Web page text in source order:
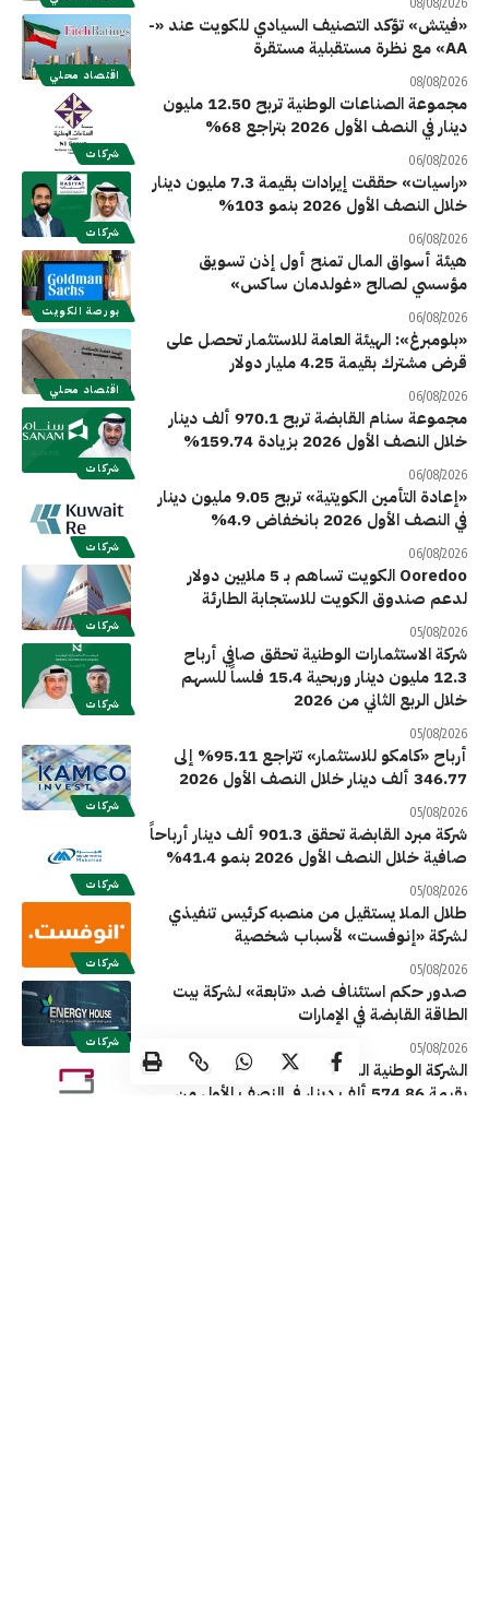
اقتصاد محلي
«فيتش» تؤكد التصنيف السيادي للكويت عند «-
AA» مع نظرة مستقبلية مستقرة
08/08/2026
شركات
مجموعة الصناعات الوطنية تربح 12.50 مليون
دينار في النصف الأول 2026 بتراجع 68%
06/08/2026
شركات
«راسيات» حققت إيرادات بقيمة 7.3 مليون دينار
خلال النصف الأول 2026 بنمو 103%
06/08/2026
بورصة الكويت
هيئة أسواق المال تمنح أول إذن تسويق
مؤسسي لصالح «غولدمان ساكس»
06/08/2026
اقتصاد محلي
«بلومبرغ»: الهيئة العامة للاستثمار تحصل على
قرض مشترك بقيمة 4.25 مليار دولار
06/08/2026
شركات
مجموعة سنام القابضة تربح 970.1 ألف دينار
خلال النصف الأول 2026 بزيادة 159.74%
06/08/2026
شركات
«إعادة التأمين الكويتية» تربح 9.05 مليون دينار
في النصف الأول 2026 بانخفاض 4.9%
06/08/2026
شركات
Ooredoo الكويت تساهم بـ 5 ملايين دولار
لدعم صندوق الكويت للاستجابة الطارئة
05/08/2026
شركات
شركة الاستثمارات الوطنية تحقق صافي أرباح
12.3 مليون دينار وربحية 15.4 فلساً للسهم
خلال الربع الثاني من 2026
05/08/2026
شركات
أرباح «كامكو للاستثمار» تتراجع 95.11% إلى
346.77 ألف دينار خلال النصف الأول 2026
05/08/2026
شركات
شركة مبرد القابضة تحقق 901.3 ألف دينار أرباحاً
صافية خلال النصف الأول 2026 بنمو 41.4%
05/08/2026
شركات
طلال الملا يستقيل من منصبه كرئيس تنفيذي
لشركة «إنوفست» لأسباب شخصية
05/08/2026
شركات
صدور حكم استئناف ضد «تابعة» لشركة بيت
الطاقة القابضة في الإمارات
05/08/2026
الشركة الوطنية الدولية القابضة تتكبد خسائر
بقيمة 574.86 ألف دينار في النصف الأول من